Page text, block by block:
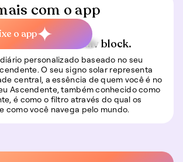
text inside of a div block.
personalizado baseado no seu
O seu signo solar representa
central, a essência de quem você é no
Ascendente, também conhecido como
é como o filtro através do qual os
como você navega pelo mundo.
com o app
o app